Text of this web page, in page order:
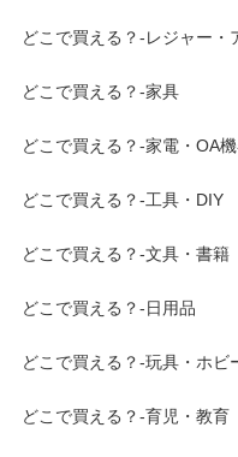
どこで買える？-レジャー・
どこで買える？-家具
どこで買える？-家電・OA
どこで買える？-工具・DIY
どこで買える？-文具・書籍
どこで買える？-日用品
どこで買える？-玩具・ホビ
どこで買える？-育児・教育